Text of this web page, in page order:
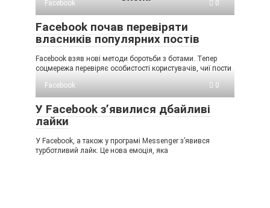
Facebook 0
Facebook почав перевіряти
власників популярних постів
Facebook взяв нові методи боротьби з ботами. Тепер
соцмережа перевіряє особистості користувачів, чиї пости
Facebook
0
У Facebook з’явилися дбайливі
лайки
У Facebook, а також у програмі Messenger з’явився
турботливий лайк. Це нова емоція, яка